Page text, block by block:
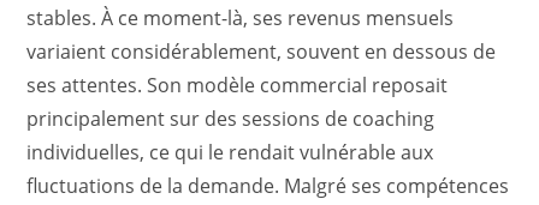
stables. À ce moment-là, ses revenus mensuels
variaient considérablement, souvent en dessous de
ses attentes. Son modèle commercial reposait
principalement sur des sessions de coaching
individuelles, ce qui le rendait vulnérable aux
fluctuations de la demande. Malgré ses compétences